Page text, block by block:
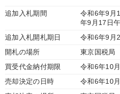
追加入札期間
令和6年9月
年9月17日
追加入札開札期日
令和6年9月
開札の場所
東京国税局
買受代金納付期限
令和6年10
売却決定の日時
令和6年10